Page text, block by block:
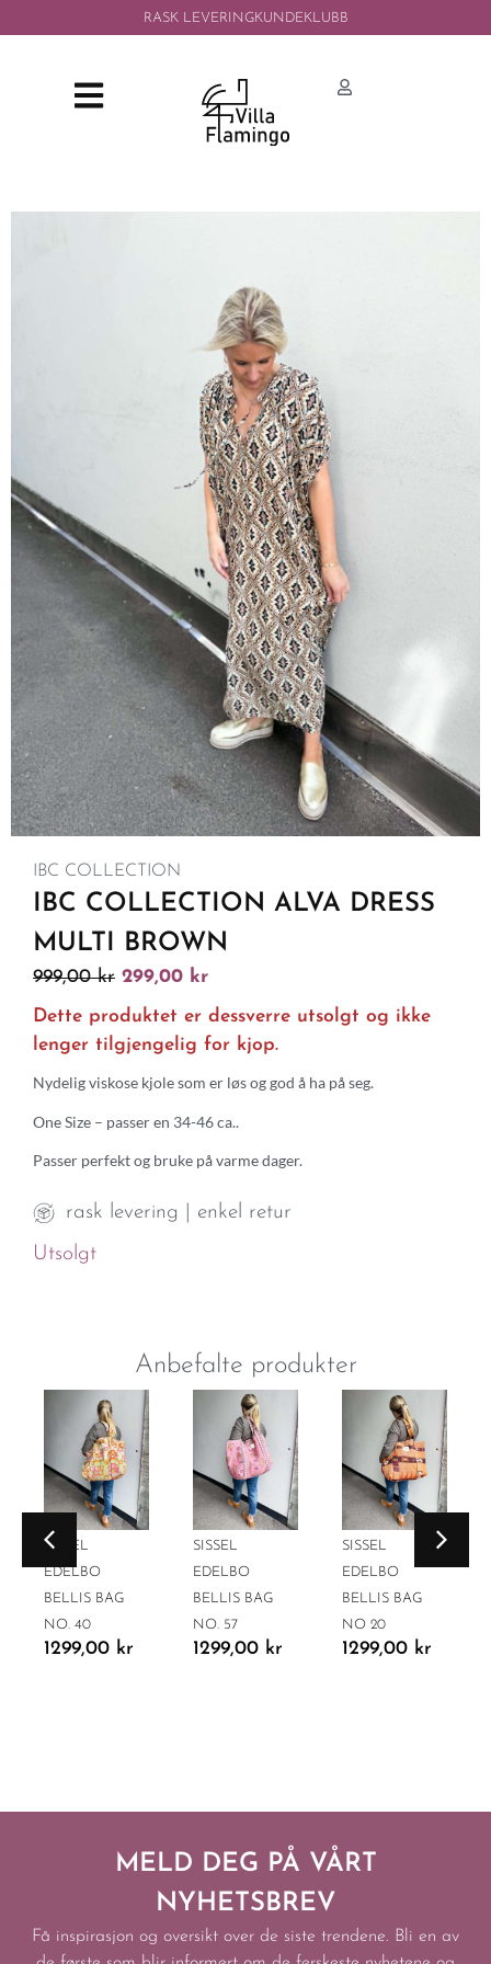
RASK LEVERINGKUNDEKLUBB
IBC COLLECTION
IBC COLLECTION ALVA DRESS
MULTI BROWN
999,00kr 299,00 kr
Dette produktet er dessverre utsolgt og ikke
lenger tilgjengelig for kjop.
Nydelig viskose kjole som er løs og god å ha på seg.
One Size – passer en 34-46 ca..
Passer perfekt og bruke på varme dager.
rask levering | enkel retur
Utsolgt
Anbefalte produkter
SISSEL
EDELBO
BELLIS BAG
NO. 40
1299,00 kr
SISSEL
EDELBO
BELLIS BAG
NO. 57
1299,00 kr
SISSEL
EDELBO
BELLIS BAG
NO 20
1299,00 kr
MELD DEG PÅ VÅRT
NYHETSBREV
Få inspirasjon og oversikt over de siste trendene. Bli en av